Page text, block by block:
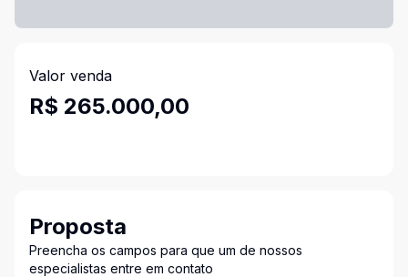
Valor venda
R$ 265.000,00
Proposta
Preencha os campos para que um de nossos
especialistas entre em contato